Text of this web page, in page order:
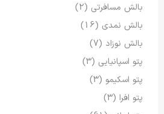
بالش مسافرتی (2)
بالش نمدی (16)
بالش نوزاد (7)
پتو اسپانیایی (3)
پتو اسکیمو (3)
پتو افرا (3)